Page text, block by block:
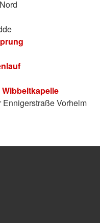
Ennigerstraße Vorhelm